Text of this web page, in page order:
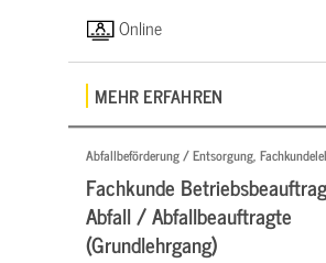
Online
MEHR ERFAHREN
Abfallbeförderung / Entsorgung,
Fachkunde
Abfall / Abfallbeauftragte
(Grundlehrgang)